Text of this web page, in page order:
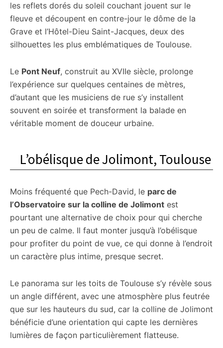
les reflets dorés du soleil couchant jouent sur le
fleuve et découpent en contre-jour le dôme de la
Grave et l’Hôtel-Dieu Saint-Jacques, deux des
silhouettes les plus emblématiques de Toulouse.
Le Pont Neuf, construit au XVIIe siècle, prolonge
l’expérience sur quelques centaines de mètres,
d’autant que les musiciens de rue s’y installent
souvent en soirée et transforment la balade en
véritable moment de douceur urbaine.
L’obélisque de Jolimont, Toulouse
Moins fréquenté que Pech-David, le parc de
l’Observatoire sur la colline de Jolimont est
pourtant une alternative de choix pour qui cherche
un peu de calme. Il faut monter jusqu’à l’obélisque
pour profiter du point de vue, ce qui donne à l’endroit
un caractère plus intime, presque secret.
Le panorama sur les toits de Toulouse s’y révèle sous
un angle différent, avec une atmosphère plus feutrée
que sur les hauteurs du sud, car la colline de Jolimont
bénéficie d’une orientation qui capte les dernières
lumières de façon particulièrement flatteuse.